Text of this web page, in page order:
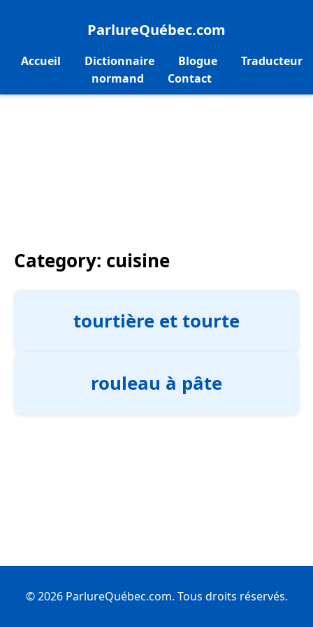
ParlureQuébec.com
Accueil Dictionnaire Blogue
Traducteur
normand
Contact
Category: cuisine
tourtière et tourte
rouleau à pâte
© 2026 ParlureQuébec.com. Tous droits réservés.